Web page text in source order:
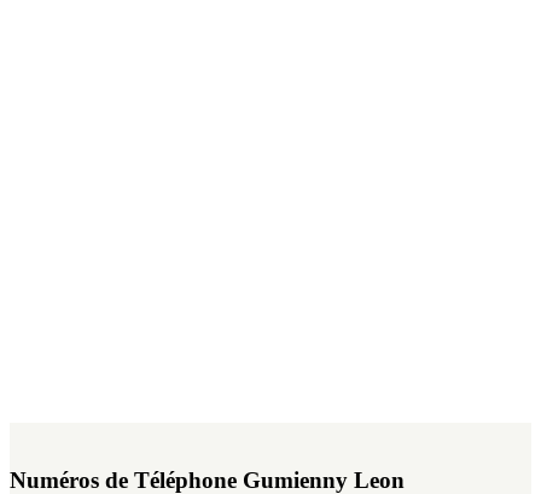
Numéros de Téléphone Gumienny Leon